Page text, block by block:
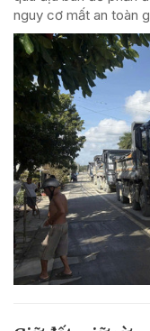
nguy cơ mất an toàn